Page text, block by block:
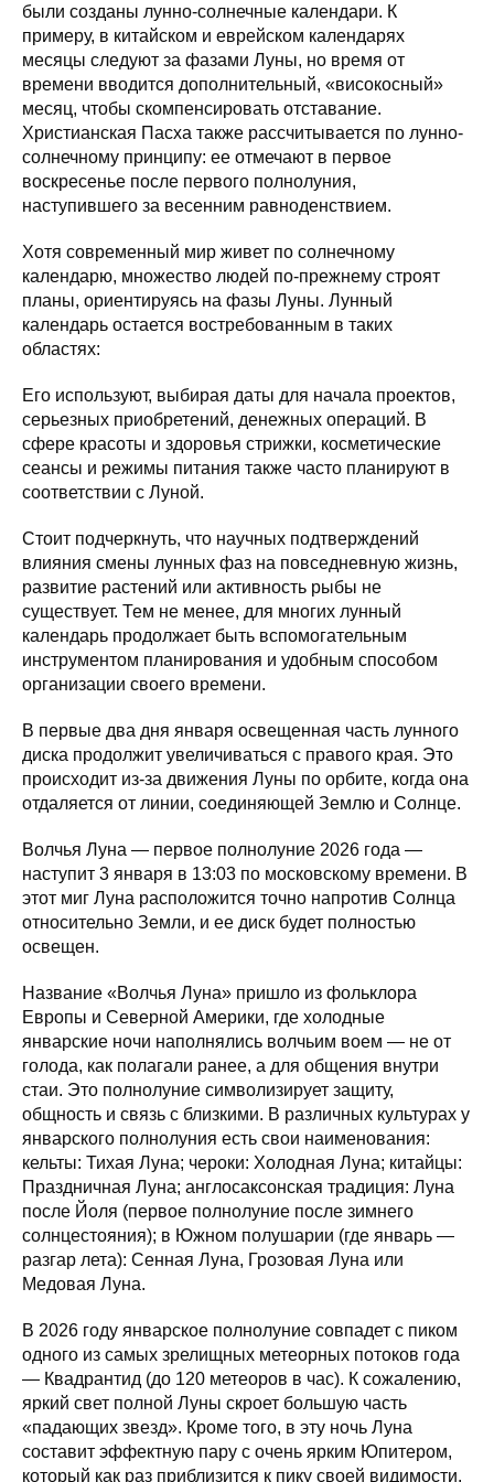
были созданы лунно-солнечные календари. К
примеру, в китайском и еврейском календарях
месяцы следуют за фазами Луны, но время от
времени вводится дополнительный, «високосный»
месяц, чтобы скомпенсировать отставание.
Христианская Пасха также рассчитывается по лунно-
солнечному принципу: ее отмечают в первое
воскресенье после первого полнолуния,
наступившего за весенним равноденствием.
Хотя современный мир живет по солнечному
календарю, множество людей по-прежнему строят
планы, ориентируясь на фазы Луны. Лунный
календарь остается востребованным в таких
областях:
Его используют, выбирая даты для начала проектов,
серьезных приобретений, денежных операций. В
сфере красоты и здоровья стрижки, косметические
сеансы и режимы питания также часто планируют в
соответствии с Луной.
Стоит подчеркнуть, что научных подтверждений
влияния смены лунных фаз на повседневную жизнь,
развитие растений или активность рыбы не
существует. Тем не менее, для многих лунный
календарь продолжает быть вспомогательным
инструментом планирования и удобным способом
организации своего времени.
В первые два дня января освещенная часть лунного
диска продолжит увеличиваться с правого края. Это
происходит из-за движения Луны по орбите, когда она
отдаляется от линии, соединяющей Землю и Солнце.
Волчья Луна — первое полнолуние 2026 года —
наступит 3 января в 13:03 по московскому времени. В
этот миг Луна расположится точно напротив Солнца
относительно Земли, и ее диск будет полностью
освещен.
Название «Волчья Луна» пришло из фольклора
Европы и Северной Америки, где холодные
январские ночи наполнялись волчьим воем — не от
голода, как полагали ранее, а для общения внутри
стаи. Это полнолуние символизирует защиту,
общность и связь с близкими. В различных культурах у
январского полнолуния есть свои наименования:
кельты: Тихая Луна; чероки: Холодная Луна; китайцы:
Праздничная Луна; англосаксонская традиция: Луна
после Йоля (первое полнолуние после зимнего
солнцестояния); в Южном полушарии (где январь —
разгар лета): Сенная Луна, Грозовая Луна или
Медовая Луна.
В 2026 году январское полнолуние совпадет с пиком
одного из самых зрелищных метеорных потоков года
— Квадрантид (до 120 метеоров в час). К сожалению,
яркий свет полной Луны скроет большую часть
«падающих звезд». Кроме того, в эту ночь Луна
составит эффектную пару с очень ярким Юпитером,
который как раз приблизится к пику своей видимости.